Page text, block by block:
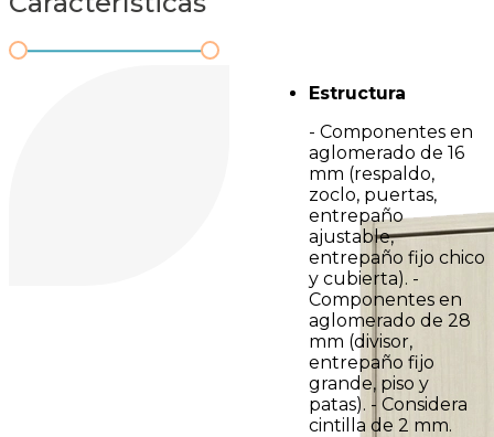
Estructura
- Componentes en
aglomerado de 16
mm (respaldo,
zoclo, puertas,
entrepaño
ajustable,
entrepaño fijo chico
y cubierta). -
Componentes en
aglomerado de 28
mm (divisor,
entrepaño fijo
grande, piso y
patas). - Considera
cintilla de 2 mm.